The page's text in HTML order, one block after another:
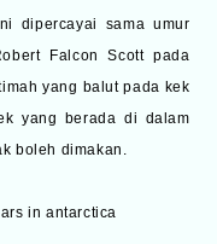
dipercayai sama umur
Falcon Scott pada
yang balut pada kek
yang berada di dalam
boleh dimakan.